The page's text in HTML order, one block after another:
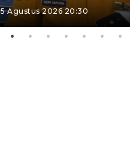
5 Agustus 2026 20:30